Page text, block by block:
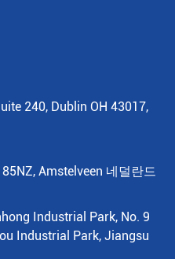
240, Dublin OH 43017,
Amstelveen 네덜란드
Industrial Park, No. 9
Industrial Park, Jiangsu